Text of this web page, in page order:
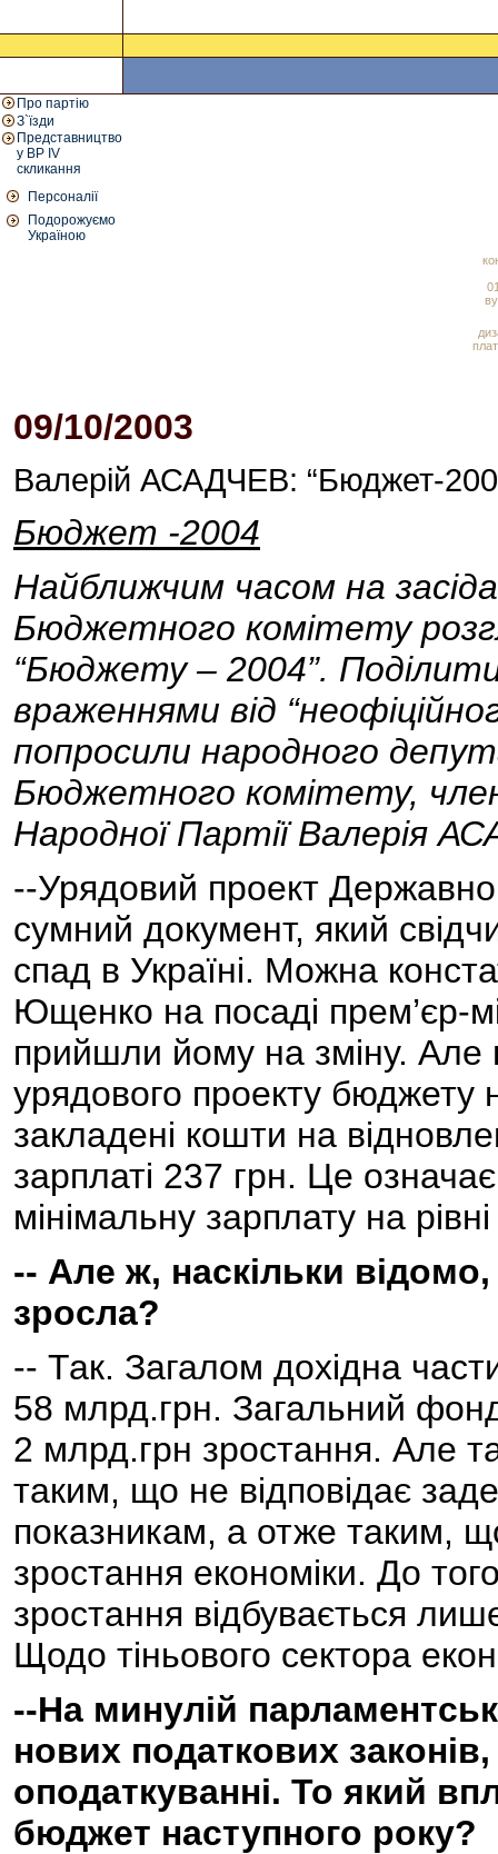
Про партію
З`їзди
Представництво
у ВР IV
скликання
Персоналії
Подорожуємо
Україною
09/10/2003
Валерій АСАДЧЕВ: “Бюджет-
Бюджет -2004
Найближчим часом на
Бюджетного комітету
“Бюджету – 2004”.
враженнями від
попросили народного
Бюджетного комітету,
Народної Партії Валерія
--Урядовий проект
сумний документ, який
спад в Україні. Можна
Ющенко на посаді прем’єр-
прийшли йому на зміну. Але
урядового проекту бюджету
закладені кошти на
зарплаті 237 грн. Це
мінімальну зарплату на
-- Але ж, наскільки
зросла?
-- Так. Загалом дохідна
58 млрд.грн. Загальний
2 млрд.грн зростання. Але
таким, що не відповідає
показникам, а отже таким,
зростання економіки. До
зростання відбувається
Щодо тіньового сектора
--На минулій
нових податкових
оподаткуванні. То який
бюджет наступного року?